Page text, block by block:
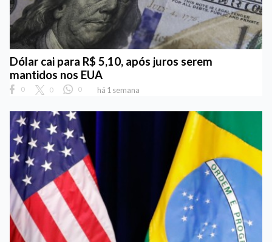
Dólar cai para R$ 5,10, após juros serem
mantidos nos EUA
0 0 0 há 1 semana